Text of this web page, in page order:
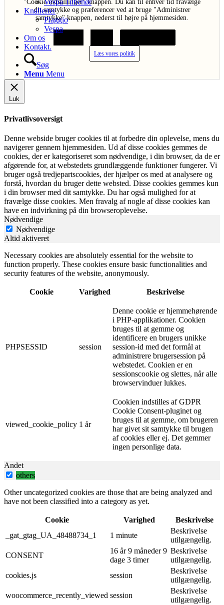
Vespa Tilbehør
Knallerter
Piaggio
Vespa
Om os
Kontakt.
Søg
Menu Menu
"Cookie indstillinger" knappen. Du kan til enhver tid fravælge
dit samtykke og præferencer ved at bruge "Administrer
samtykke" knappen, nederst til højre på hjemmesiden.
Læs vores politik
Luk
Privatlivsoversigt
Denne webside bruger cookies til at forbedre din oplevelse, mens du
navigerer gennem hjemmesiden. Ud af disse cookies gemmes de
cookies, der er kategoriseret som nødvendige, i din browser, da de er
afgørende for, at webstedets grundlæggende funktioner fungerer. Vi
bruger også tredjepartscookies, der hjælper os med at analysere og
forstå, hvordan du bruger dette websted. Disse cookies gemmes kun
i din browser med dit samtykke. Du har også mulighed for at
fravælge disse cookies. Men fravalg af nogle af disse cookies kan
have en indvirkning på din browseroplevelse.
Nødvendige
Nødvendige
Altid aktiveret
Necessary cookies are absolutely essential for the website to
function properly. These cookies ensure basic functionalities and
security features of the website, anonymously.
Cookie Varighed Beskrivelse
PHPSESSID session
Denne cookie er hjemmehørende
i PHP-applikationer. Cookien
bruges til at gemme og
identificere en brugers unikke
session-id med det formål at
administrere brugersession på
webstedet. Cookien er en
sessionscookie og slettes, når alle
browservinduer lukkes.
viewed_cookie_policy 1 år
Cookien indstilles af GDPR
Cookie Consent-pluginet og
bruges til at gemme, om brugeren
har givet sit samtykke til brugen
af ​​cookies eller ej. Det gemmer
ingen personlige data.
Andet
others
Other uncategorized cookies are those that are being analyzed and
have not been classified into a category as yet.
Cookie Varighed
Beskrivelse
_gat_gtag_UA_48488734_1
1 minute
Beskrivelse
utilgængelig.
CONSENT
16 år 9 måneder 9
dage 3 timer
Beskrivelse
utilgængelig.
cookies.js
session
Beskrivelse
utilgængelig.
woocommerce_recently_viewed session
Beskrivelse
utilgængelig.